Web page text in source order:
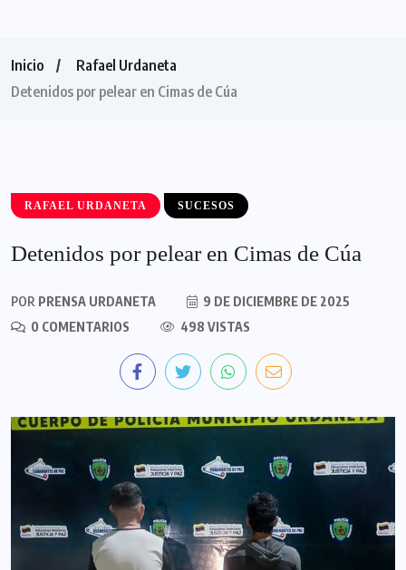
Inicio
Rafael Urdaneta
Detenidos por pelear en Cimas de Cúa
RAFAEL URDANETA SUCESOS
Detenidos por pelear en Cimas de Cúa
POR PRENSA URDANETA
9 DE DICIEMBRE DE 2025
0 COMENTARIOS
498 VISTAS